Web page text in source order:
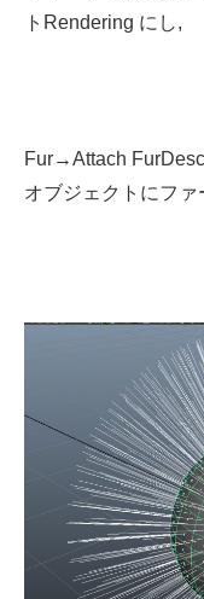
トRendering にし,
Fur→Attach
オブジェクトにファ